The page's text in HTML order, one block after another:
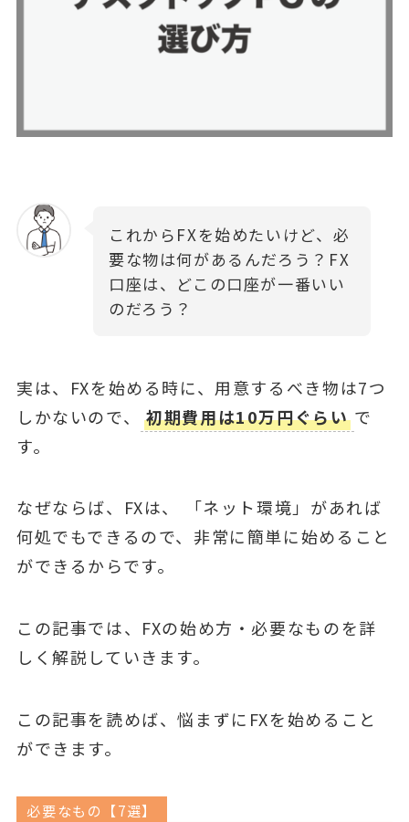
これからFXを始めたいけど、必
要な物は何があるんだろう？FX
口座は、どこの口座が一番いい
のだろう？
実は、FXを始める時に、用意するべき物は7つ
しかないので、
初期費用は10万円ぐらい で
す。
なぜならば、FXは、 「ネット環境」があれば
何処でもできるので、非常に簡単に始めること
ができるからです。
この記事では、FXの始め方・必要なものを詳
しく解説していきます。
この記事を読めば、悩まずにFXを始めること
ができます。
必要なもの【7選】